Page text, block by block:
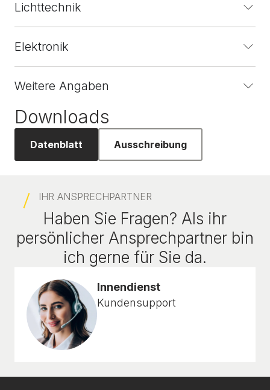
Lichttechnik
Elektronik
Weitere Angaben
Downloads
Datenblatt Ausschreibung
IHR ANSPRECHPARTNER
Haben Sie Fragen? Als ihr
persönlicher Ansprechpartner bin
ich gerne für Sie da.
Innendienst
Kundensupport